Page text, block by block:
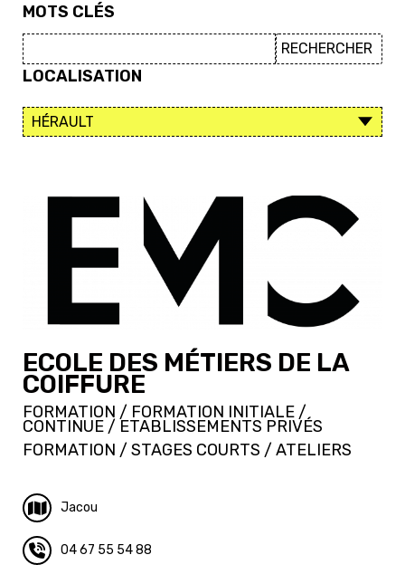
MOTS CLÉS
LOCALISATION
ECOLE DES MÉTIERS DE LA
COIFFURE
FORMATION / FORMATION INITIALE /
CONTINUE / ETABLISSEMENTS PRIVÉS
FORMATION / STAGES COURTS / ATELIERS
Jacou
04 67 55 54 88